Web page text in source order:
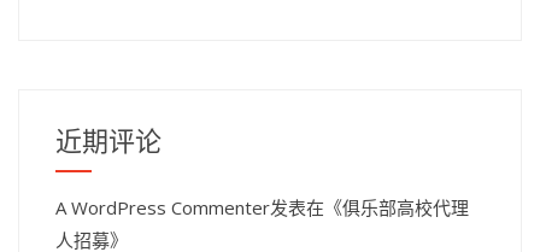
近期评论
A WordPress Commenter发表在《俱乐部高校代理
人招募》